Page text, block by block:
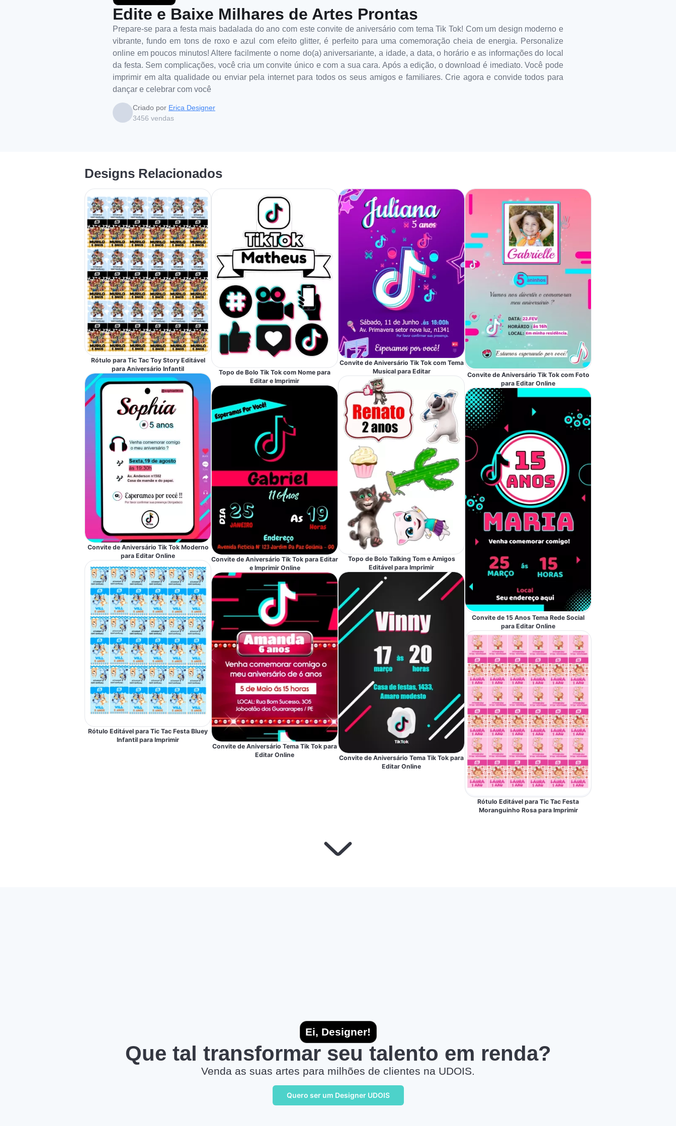
Edite e Baixe Milhares de Artes Prontas
Prepare-se para a festa mais badalada do ano com este convite de aniversário com tema Tik Tok! Com um design moderno e
vibrante, fundo em tons de roxo e azul com efeito glitter, é perfeito para uma comemoração cheia de energia. Personalize
online em poucos minutos! Altere facilmente o nome do(a) aniversariante, a idade, a data, o horário e as informações do local
da festa. Sem complicações, você cria um convite único e com a sua cara. Após a edição, o download é imediato. Você pode
imprimir em alta qualidade ou enviar pela internet para todos os seus amigos e familiares. Crie agora e convide todos para
dançar e celebrar com você
Criado por Erica Designer
3456 vendas
Designs Relacionados
Rótulo para Tic Tac Toy Story Editável
para Aniversário Infantil
Convite de Aniversário Tik Tok Moderno
para Editar Online
Rótulo Editável para Tic Tac Festa Bluey
Infantil para Imprimir
Topo de Bolo Tik Tok com Nome para
Editar e Imprimir
Convite de Aniversário Tik Tok para Editar
e Imprimir Online
Convite de Aniversário Tema Tik Tok para
Editar Online
Convite de Aniversário Tik Tok com Tema
Musical para Editar
Topo de Bolo Talking Tom e Amigos
Editável para Imprimir
Convite de Aniversário Tema Tik Tok para
Editar Online
Convite de Aniversário Tik Tok com Foto
para Editar Online
Convite de 15 Anos Tema Rede Social
para Editar Online
Rótulo Editável para Tic Tac Festa
Moranguinho Rosa para Imprimir
Ei, Designer!
Que tal transformar seu talento em renda?
Venda as suas artes para milhões de clientes na UDOIS.
Quero ser um Designer UDOIS